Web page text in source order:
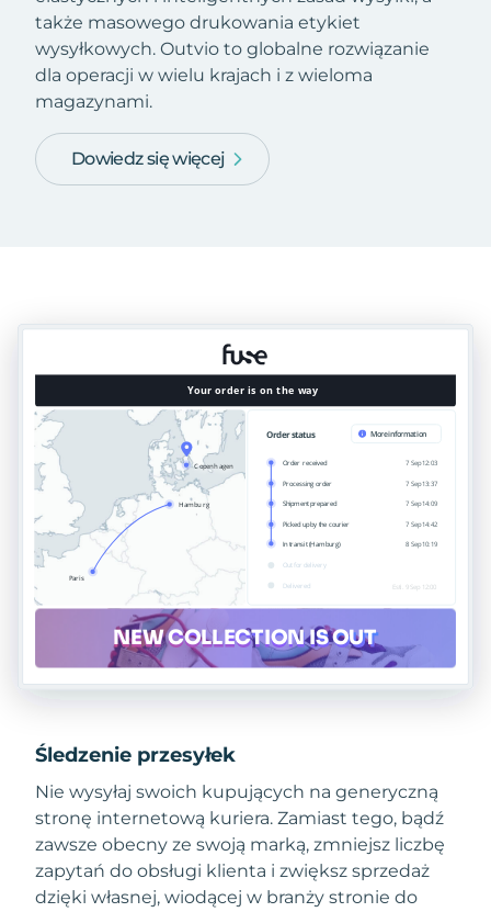
także masowego drukowania etykiet
wysyłkowych. Outvio to globalne rozwiązanie
dla operacji w wielu krajach i z wieloma
magazynami.
Dowiedz się więcej
Śledzenie przesyłek
Nie wysyłaj swoich kupujących na generyczną
stronę internetową kuriera. Zamiast tego, bądź
zawsze obecny ze swoją marką, zmniejsz liczbę
zapytań do obsługi klienta i zwiększ sprzedaż
dzięki własnej, wiodącej w branży stronie do